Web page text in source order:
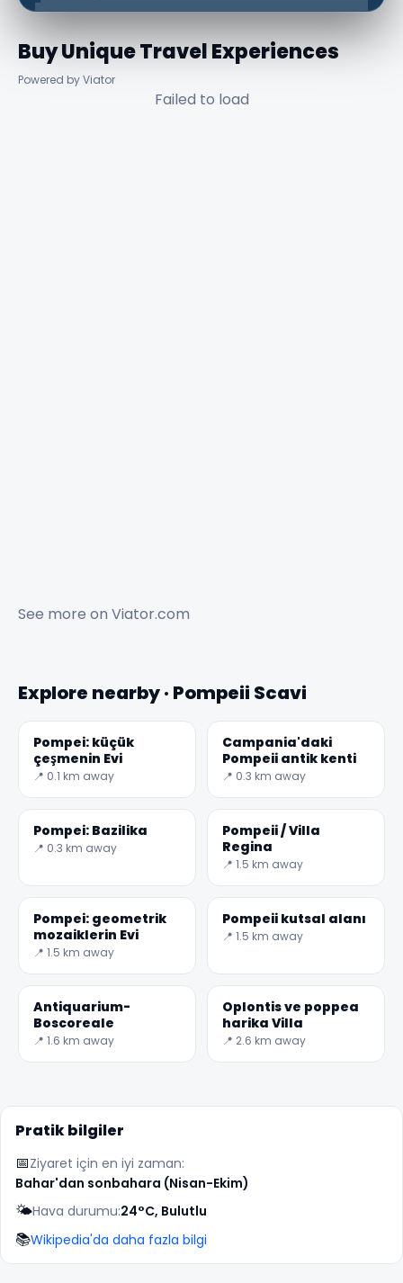
Buy Unique Travel Experiences
Powered by Viator
Failed to load
See more on Viator.com
Explore nearby · Pompeii Scavi
Pompei: küçük
çeşmenin Evi
📍 0.1 km away
Campania'daki
Pompeii antik kenti
📍 0.3 km away
Pompei: Bazilika
📍 0.3 km away
Pompeii / Villa
Regina
📍 1.5 km away
Pompei: geometrik
mozaiklerin Evi
📍 1.5 km away
Pompeii kutsal alanı
📍 1.5 km away
Antiquarium-
Boscoreale
📍 1.6 km away
Oplontis ve poppea
harika Villa
📍 2.6 km away
Pratik bilgiler
📅Ziyaret için en iyi zaman:
Bahar'dan sonbahara (Nisan-Ekim)
🌤️Hava durumu:24°C, Bulutlu
📚Wikipedia'da daha fazla bilgi
🏆 🏆 #1 Trip Planner 2026
Rated best travel app worldwide
Keep Exploring the World